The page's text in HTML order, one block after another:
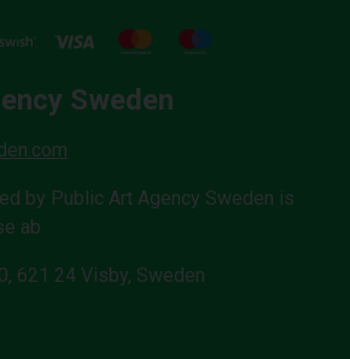
Sweden
by Public Art Agency Sweden is
ab
621 24 Visby, Sweden